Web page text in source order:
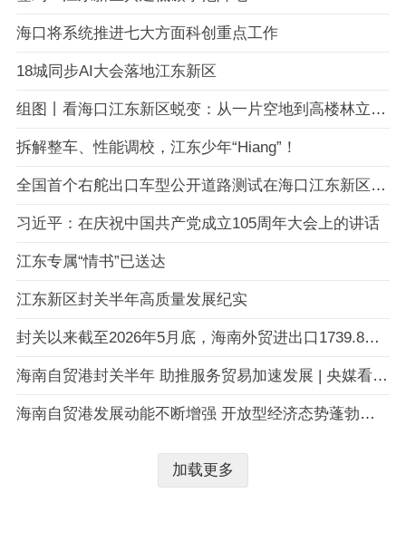
海口将系统推进七大方面科创重点工作
18城同步AI大会落地江东新区
组图丨看海口江东新区蜕变：从一片空地到高楼林立 周边村庄吃上“旅游饭”
拆解整车、性能调校，江东少年“Hiang”！
全国首个右舵出口车型公开道路测试在海口江东新区启动
习近平：在庆祝中国共产党成立105周年大会上的讲话
江东专属“情书”已送达
江东新区封关半年高质量发展纪实
封关以来截至2026年5月底，海南外贸进出口1739.8亿元
海南自贸港封关半年 助推服务贸易加速发展 | 央媒看海南
海南自贸港发展动能不断增强 开放型经济态势蓬勃兴起
加载更多